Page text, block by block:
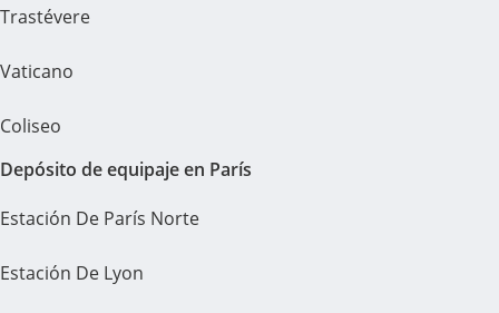
Trastévere
Vaticano
Coliseo
Depósito de equipaje en París
Estación De París Norte
Estación De Lyon